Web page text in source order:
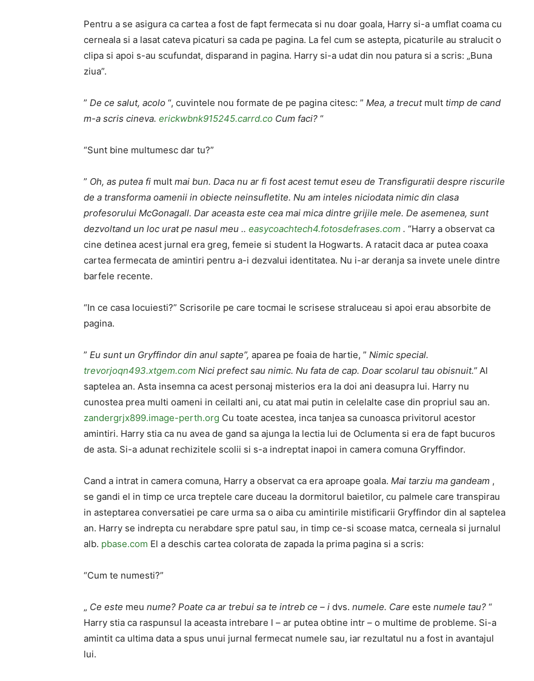
Pentru a se asigura ca cartea a fost de fapt fermecata si nu doar goala, Harry si-a umflat coama cu
cerneala si a lasat cateva picaturi sa cada pe pagina. La fel cum se astepta, picaturile au stralucit o
clipa si apoi s-au scufundat, disparand in pagina. Harry si-a udat din nou patura si a scris: „Buna
ziua”.
” De ce salut, acolo “, cuvintele nou formate de pe pagina citesc: ” Mea, a trecutmult timp de cand
m-a scris cineva. erickwbnk915245.carrd.co Cum faci? “
“Sunt bine multumesc dar tu?”
” Oh, as putea fi mult mai bun. Daca nu ar fi fost acest temut eseu de Transfiguratii despre riscurile
de a transforma oamenii in obiecte neinsufletite. Nu am inteles niciodata nimic din clasa
profesorului McGonagall. Dar aceasta este cea mai mica dintre grijile mele. De asemenea, sunt
dezvoltand un loc urat pe nasul meu .. easycoachtech4.fotosdefrases.com . “Harry a observat ca
cine detinea acest jurnal era greg, femeie si student la Hogwarts. A ratacit daca ar putea coaxa
cartea fermecata de amintiri pentru a-i dezvalui identitatea. Nu i-ar deranja sa invete unele dintre
barfele recente.
“In ce casa locuiesti?” Scrisorile pe care tocmai le scrisese straluceau si apoi erau absorbite de
pagina.
” Eu sunt un Gryffindor din anul sapte”, aparea pe foaia de hartie, ” Nimic special.
trevorjoqn493.xtgem.com Nici prefect sau nimic. Nu fata de cap. Doar scolarul tau obisnuit.” Al
saptelea an. Asta insemna ca acest personaj misterios era la doi ani deasupra lui. Harry nu
cunostea prea multi oameni in ceilalti ani, cu atat mai putin in celelalte case din propriul sau an.
zandergrjx899.image-perth.org Cu toate acestea, inca tanjea sa cunoasca privitorul acestor
amintiri. Harry stia ca nu avea de gand sa ajunga la lectia lui de Oclumenta si era de fapt bucuros
de asta. Si-a adunat rechizitele scolii si s-a indreptat inapoi in camera comuna Gryffindor.
Cand a intrat in camera comuna, Harry a observat ca era aproape goala. Mai tarziu ma gandeam ,
se gandi el in timp ce urca treptele care duceau la dormitorul baietilor, cu palmele care transpirau
in asteptarea conversatiei pe care urma sa o aiba cu amintirile mistificarii Gryffindor din al saptelea
an. Harry se indrepta cu nerabdare spre patul sau, in timp ce-si scoase matca, cerneala si jurnalul
alb. pbase.com El a deschis cartea colorata de zapada la prima pagina si a scris:
“Cum te numesti?”
„ Ce este meu nume? Poate ca ar trebui sa te intreb ce – i dvs. numele. Care este numele tau? “
Harry stia ca raspunsul la aceasta intrebare l – ar putea obtine intr – o multime de probleme. Si-a
amintit ca ultima data a spus unui jurnal fermecat numele sau, iar rezultatul nu a fost in avantajul
lui.